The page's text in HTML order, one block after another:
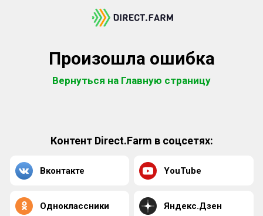
Произошла ошибка
Вернуться на Главную страницу
Контент Direct.Farm в соцсетях:
Вконтакте YouTube
Одноклассники Яндекс.Дзен